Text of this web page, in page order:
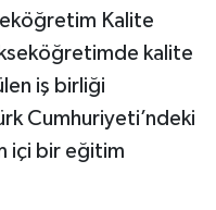
Kalite
kalite
iş birliği
Cumhuriyeti’ndeki
içi bir eğitim